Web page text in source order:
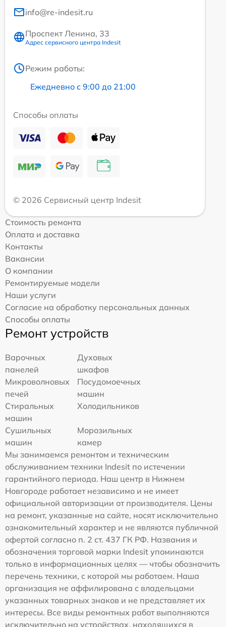
info@re-indesit.ru
Проспект Ленина, 33
Адрес сервисного центра Indesit
Режим работы:
Ежедневно с 9:00 до 21:00
Способы оплаты
© 2026 Сервисный центр Indesit
Стоимость ремонта
Оплата и доставка
Контакты
Вакансии
О компании
Ремонтируемые модели
Наши услуги
Согласие на обработку персональных данных
Способы оплаты
Ремонт устройств
Варочных
панелей
Духовых
шкафов
Микроволновых
печей
Посудомоечных
машин
Стиральных
машин
Холодильников
Сушильных
машин
Морозильных
камер
Мы занимаемся ремонтом и техническим
обслуживанием техники Indesit по истечении
гарантийного периода. Наш центр в Нижнем
Новгороде работает независимо и не имеет
официальной авторизации от производителя. Цены
на ремонт, указанные на сайте, носят исключительно
ознакомительный характер и не являются публичной
офертой согласно п. 2 ст. 437 ГК РФ. Названия и
обозначения торговой марки Indesit упоминаются
только в информационных целях — чтобы обозначить
перечень техники, с которой мы работаем. Наша
организация не аффилирована с владельцами
указанных товарных знаков и не представляет их
интересы. Все виды ремонтных работ выполняются
исключительно на устройствах, находящихся в